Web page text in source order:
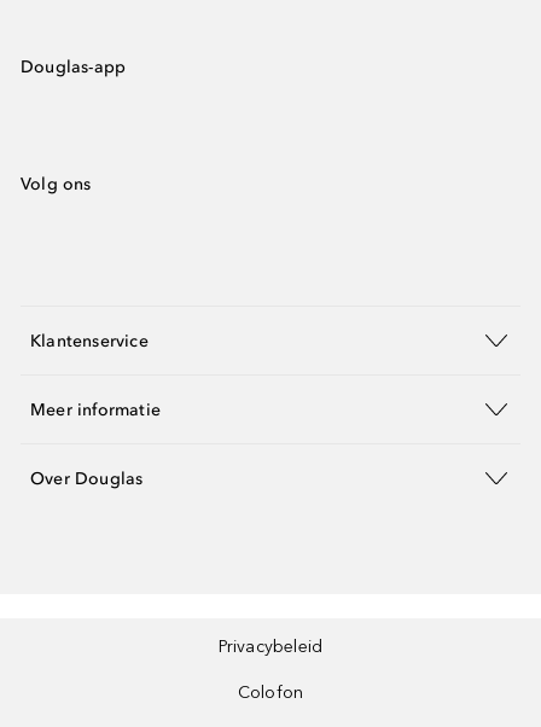
Douglas-app
Volg ons
Klantenservice
Meer informatie
Over Douglas
Privacybeleid
Colofon